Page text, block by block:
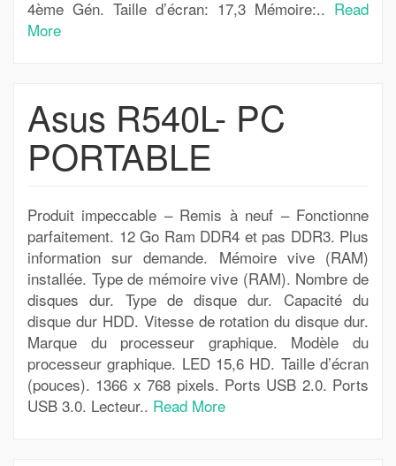
4ème Gén. Taille d’écran: 17,3 Mémoire:.. Read
More
Asus R540L- PC
PORTABLE
Produit impeccable – Remis à neuf – Fonctionne
parfaitement. 12 Go Ram DDR4 et pas DDR3. Plus
information sur demande. Mémoire vive (RAM)
installée. Type de mémoire vive (RAM). Nombre de
disques dur. Type de disque dur. Capacité du
disque dur HDD. Vitesse de rotation du disque dur.
Marque du processeur graphique. Modèle du
processeur graphique. LED 15,6 HD. Taille d’écran
(pouces). 1366 x 768 pixels. Ports USB 2.0. Ports
USB 3.0. Lecteur.. Read More